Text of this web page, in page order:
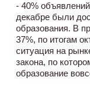
- 40%
декабре были
образования. В
37%, по итогам
ситуация на
закона, по
образование